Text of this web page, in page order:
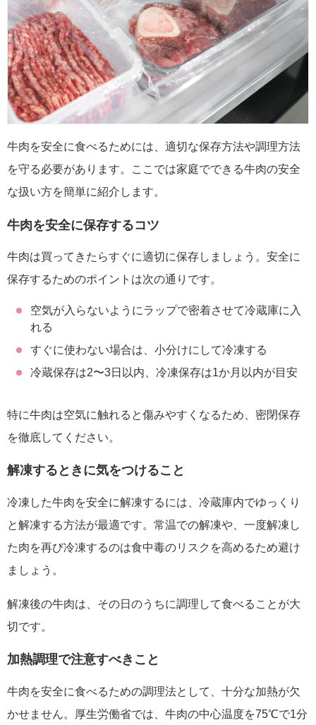
牛肉を安全に食べるためには、適切な保存方法や調理方法
を守る必要があります。ここでは家庭でできる牛肉の安全
な扱い方を簡単に紹介します。
牛肉を安全に保存するコツ
牛肉は買ってきたらすぐに適切に保存しましょう。安全に
保存するためのポイントは次の通りです。
空気が入らないようにラップで密着させて冷蔵庫に入
れる
すぐに使わない場合は、小分けにして冷凍する
冷蔵保存は2〜3日以内、冷凍保存は1か月以内が目安
特に牛肉は空気に触れると傷みやすくなるため、密閉保存
を徹底してください。
解凍するときに気をつけること
冷凍した牛肉を安全に解凍するには、冷蔵庫内でゆっくり
と解凍する方法が最適です。常温での解凍や、一度解凍し
た肉を再び冷凍するのは食中毒のリスクを高めるため避け
ましょう。
解凍後の牛肉は、その日のうちに調理して食べることが大
切です。
加熱調理で注意すべきこと
牛肉を安全に食べるための調理法として、十分な加熱が欠
かせません。厚生労働省では、牛肉の中心温度を75℃で1分